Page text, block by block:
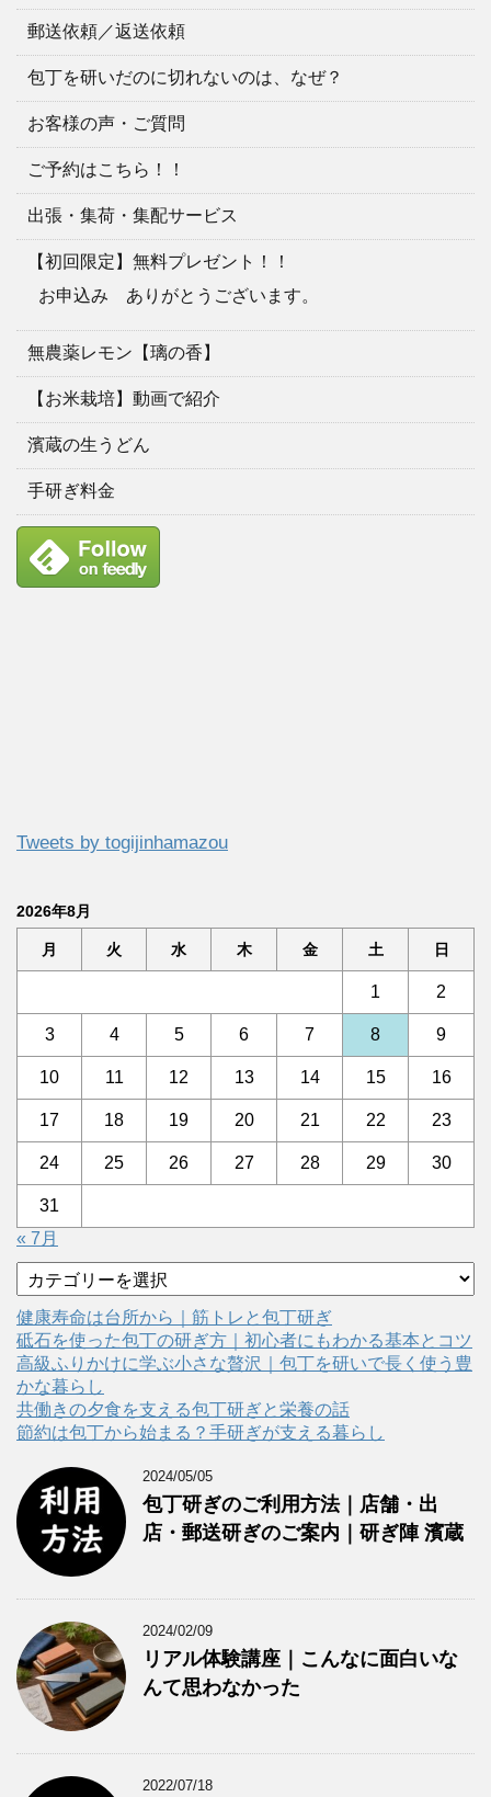
郵送依頼／返送依頼
包丁を研いだのに切れないのは、なぜ？
お客様の声・ご質問
ご予約はこちら！！
出張・集荷・集配サービス
【初回限定】無料プレゼント！！
お申込み ありがとうございます。
無農薬レモン【璃の香】
【お米栽培】動画で紹介
濱蔵の生うどん
手研ぎ料金
Tweets by togijinhamazou
2026年8月
月 火 水 木 金 土 日
1 2
3 4 5 6 7 8 9
10 11 12 13 14 15 16
17 18 19 20 21 22 23
24 25 26 27 28 29 30
31
« 7月
テ
ゴ
リ
ー
健康寿命は台所から｜筋トレと包丁研ぎ
砥石を使った包丁の研ぎ方｜初心者にもわかる基本とコツ
高級ふりかけに学ぶ小さな贅沢｜包丁を研いで長く使う豊
かな暮らし
共働きの夕食を支える包丁研ぎと栄養の話
節約は包丁から始まる？手研ぎが支える暮らし
2024/05/05
包丁研ぎのご利用方法｜店舗・出
店・郵送研ぎのご案内｜研ぎ陣 濱蔵
2024/02/09
リアル体験講座｜こんなに面白いな
んて思わなかった
2022/07/18